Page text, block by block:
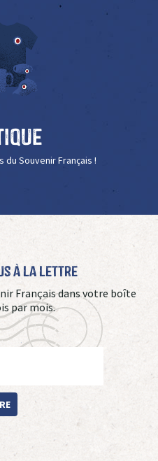
Souvenir Français !
à La Lettre
Français dans votre boîte
par mois.